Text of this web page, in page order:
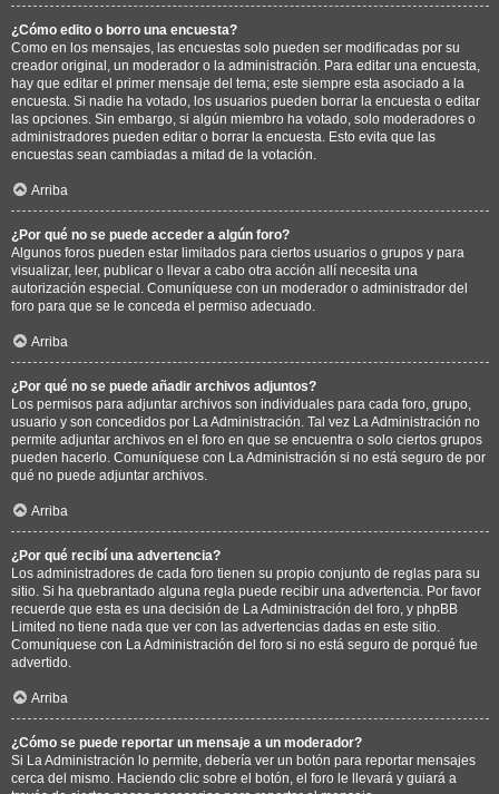
¿Cómo edito o borro una encuesta?
Como en los mensajes, las encuestas solo pueden ser modificadas por su
creador original, un moderador o la administración. Para editar una encuesta,
hay que editar el primer mensaje del tema; este siempre esta asociado a la
encuesta. Si nadie ha votado, los usuarios pueden borrar la encuesta o editar
las opciones. Sin embargo, si algún miembro ha votado, solo moderadores o
administradores pueden editar o borrar la encuesta. Esto evita que las
encuestas sean cambiadas a mitad de la votación.
Arriba
¿Por qué no se puede acceder a algún foro?
Algunos foros pueden estar limitados para ciertos usuarios o grupos y para
visualizar, leer, publicar o llevar a cabo otra acción allí necesita una
autorización especial. Comuníquese con un moderador o administrador del
foro para que se le conceda el permiso adecuado.
Arriba
¿Por qué no se puede añadir archivos adjuntos?
Los permisos para adjuntar archivos son individuales para cada foro, grupo,
usuario y son concedidos por La Administración. Tal vez La Administración no
permite adjuntar archivos en el foro en que se encuentra o solo ciertos grupos
pueden hacerlo. Comuníquese con La Administración si no está seguro de por
qué no puede adjuntar archivos.
Arriba
¿Por qué recibí una advertencia?
Los administradores de cada foro tienen su propio conjunto de reglas para su
sitio. Si ha quebrantado alguna regla puede recibir una advertencia. Por favor
recuerde que esta es una decisión de La Administración del foro, y phpBB
Limited no tiene nada que ver con las advertencias dadas en este sitio.
Comuníquese con La Administración del foro si no está seguro de porqué fue
advertido.
Arriba
¿Cómo se puede reportar un mensaje a un moderador?
Si La Administración lo permite, debería ver un botón para reportar mensajes
cerca del mismo. Haciendo clic sobre el botón, el foro le llevará y guiará a